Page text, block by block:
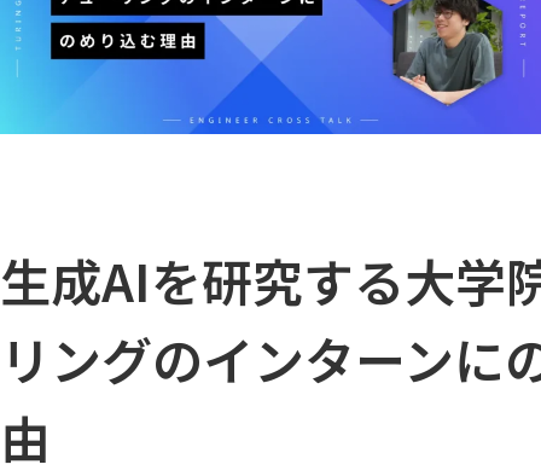
生成AIを研究する大学
リングのインターンに
由